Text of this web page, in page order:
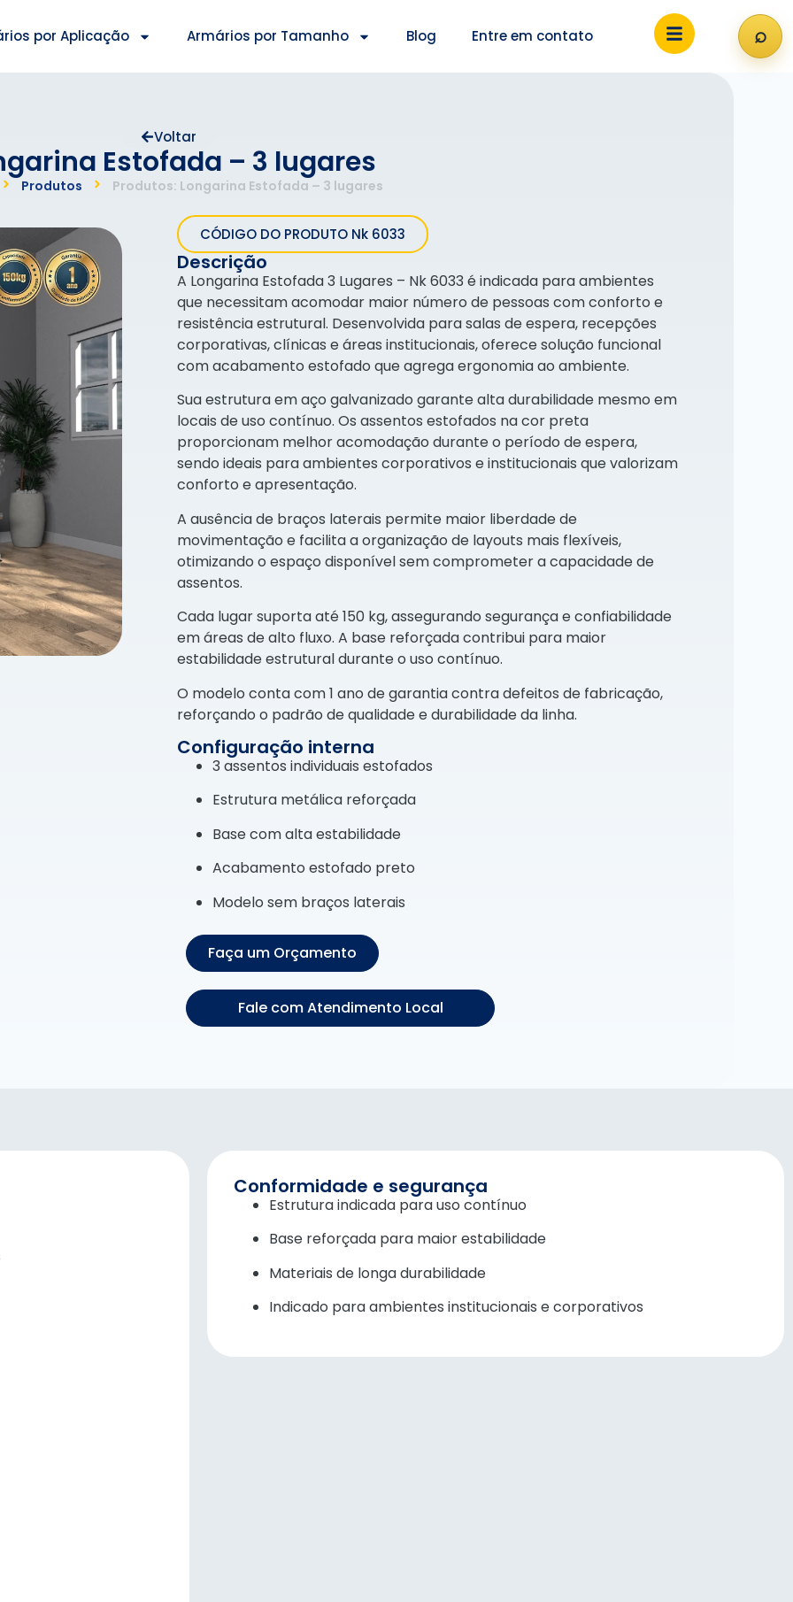
por Aplicação Armários por Tamanho Blog Entre em contato ⌕
Voltar
Estofada – 3 lugares
Produtos Produtos: Longarina Estofada – 3 lugares
CÓDIGO DO PRODUTO Nk 6033
Descrição
A Longarina Estofada 3 Lugares – Nk 6033 é indicada para ambientes
que necessitam acomodar maior número de pessoas com conforto e
resistência estrutural. Desenvolvida para salas de espera, recepções
corporativas, clínicas e áreas institucionais, oferece solução funcional
com acabamento estofado que agrega ergonomia ao ambiente.
Sua estrutura em aço galvanizado garante alta durabilidade mesmo em
locais de uso contínuo. Os assentos estofados na cor preta
proporcionam melhor acomodação durante o período de espera,
sendo ideais para ambientes corporativos e institucionais que valorizam
conforto e apresentação.
A ausência de braços laterais permite maior liberdade de
movimentação e facilita a organização de layouts mais flexíveis,
otimizando o espaço disponível sem comprometer a capacidade de
assentos.
Cada lugar suporta até 150 kg, assegurando segurança e confiabilidade
em áreas de alto fluxo. A base reforçada contribui para maior
estabilidade estrutural durante o uso contínuo.
O modelo conta com 1 ano de garantia contra defeitos de fabricação,
reforçando o padrão de qualidade e durabilidade da linha.
Configuração interna
3 assentos individuais estofados
Estrutura metálica reforçada
Base com alta estabilidade
Acabamento estofado preto
Modelo sem braços laterais
Faça um Orçamento
Fale com Atendimento Local
Conformidade e segurança
Estrutura indicada para uso contínuo
Base reforçada para maior estabilidade
Materiais de longa durabilidade
Indicado para ambientes institucionais e corporativos